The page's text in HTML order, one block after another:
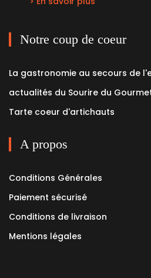
Notre coup de coeur
La gastronomie au secours de
actualités du Sourire du
Tarte coeur d'artichauts
A propos
Conditions Générales
Paiement sécurisé
Conditions de livraison
Mentions légales